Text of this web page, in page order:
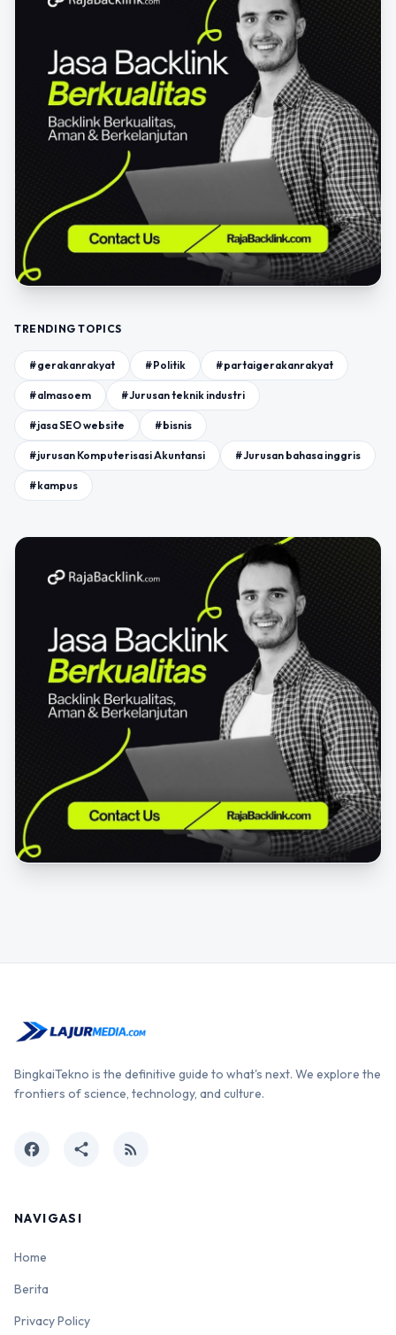
TRENDING TOPICS
#gerakanrakyat #Politik #partaigerakanrakyat
#almasoem #Jurusan teknik industri
#jasa SEO website #bisnis
#jurusan Komputerisasi Akuntansi #Jurusan bahasa inggris
#kampus
BingkaiTekno is the definitive guide to what's next. We explore the
frontiers of science, technology, and culture.
facebook share rss_feed
NAVIGASI
Home
Berita
Privacy Policy